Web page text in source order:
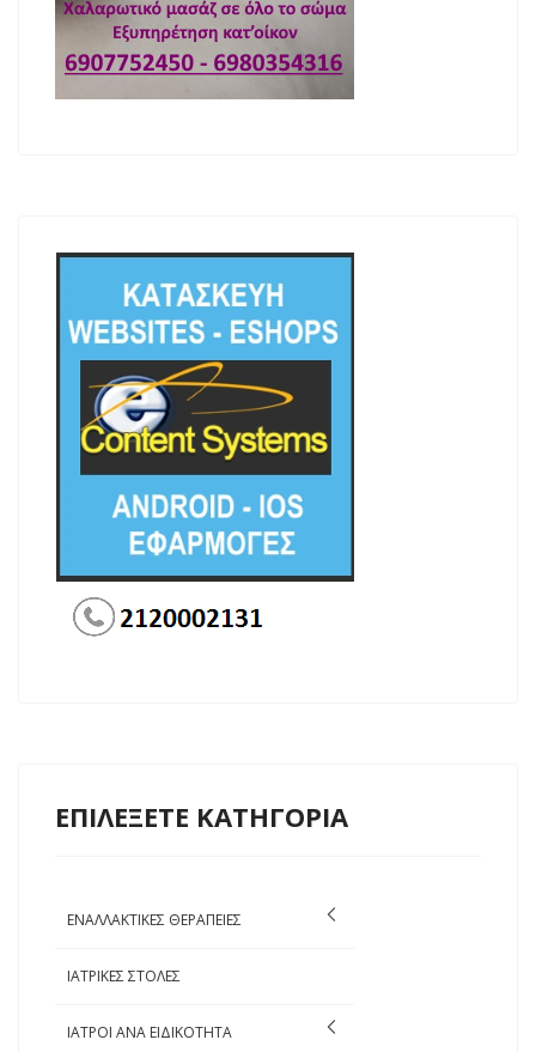
ΕΠΙΛΕΞΕΤΕ ΚΑΤΗΓΟΡΙΑ
ΕΝΑΛΛΑΚΤΙΚΕΣ ΘΕΡΑΠΕΙΕΣ
ΙΑΤΡΙΚΕΣ ΣΤΟΛΕΣ
ΙΑΤΡΟΙ ΑΝΑ ΕΙΔΙΚΟΤΗΤΑ